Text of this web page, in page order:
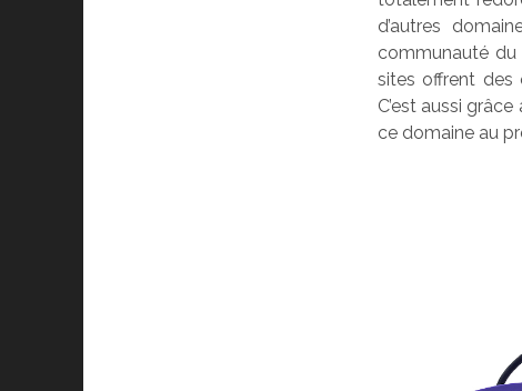
d’autres
communauté du
sites offrent des
C’est aussi
ce domaine au